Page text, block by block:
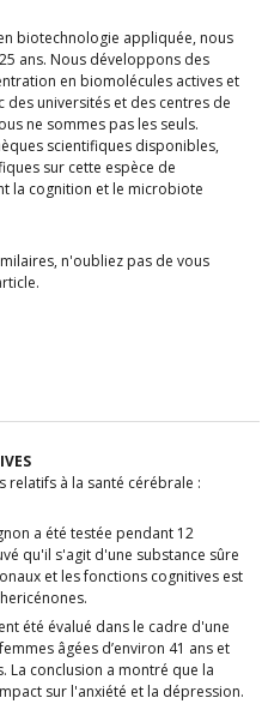
biotechnologie appliquée, nous
ans. Nous développons des
en biomolécules actives et
des universités et des centres de
ne sommes pas les seuls.
scientifiques disponibles,
sur cette espèce de
la cognition et le microbiote
n'oubliez pas de vous
relatifs à la santé cérébrale :
a été testée pendant 12
qu'il s'agit d'une substance sûre
et les fonctions cognitives est
été évalué dans le cadre d'une
âgées d’environ 41 ans et
La conclusion a montré que la
sur l'anxiété et la dépression.